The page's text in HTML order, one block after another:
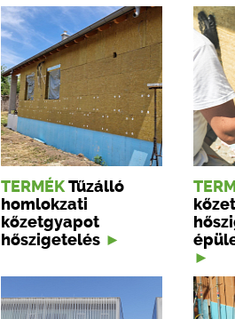
TERMÉK Tűzálló
homlokzati
kőzetgyapot
hőszigetelés